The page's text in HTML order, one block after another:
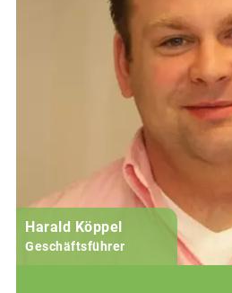
Harald Köppel
Geschäftsführer